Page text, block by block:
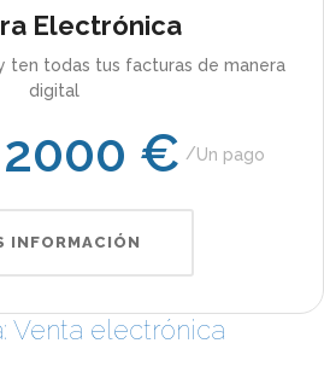
Electrónica
ten todas tus facturas de manera
digital
2000 € Un pago
INFORMACIÓN
Venta electrónica